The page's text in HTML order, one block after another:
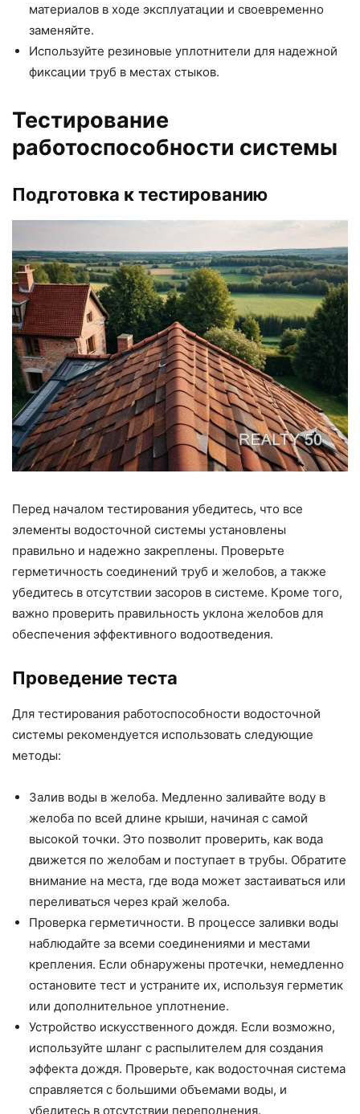
материалов в ходе эксплуатации и своевременно
заменяйте.
Используйте резиновые уплотнители для надежной
фиксации труб в местах стыков.
Тестирование
работоспособности системы
Подготовка к тестированию
Перед началом тестирования убедитесь, что все
элементы водосточной системы установлены
правильно и надежно закреплены. Проверьте
герметичность соединений труб и желобов, а также
убедитесь в отсутствии засоров в системе. Кроме того,
важно проверить правильность уклона желобов для
обеспечения эффективного водоотведения.
Проведение теста
Для тестирования работоспособности водосточной
системы рекомендуется использовать следующие
методы:
Залив воды в желоба. Медленно заливайте воду в
желоба по всей длине крыши, начиная с самой
высокой точки. Это позволит проверить, как вода
движется по желобам и поступает в трубы. Обратите
внимание на места, где вода может застаиваться или
переливаться через край желоба.
Проверка герметичности. В процессе заливки воды
наблюдайте за всеми соединениями и местами
крепления. Если обнаружены протечки, немедленно
остановите тест и устраните их, используя герметик
или дополнительное уплотнение.
Устройство искусственного дождя. Если возможно,
используйте шланг с распылителем для создания
эффекта дождя. Проверьте, как водосточная система
справляется с большими объемами воды, и
убедитесь в отсутствии переполнения.